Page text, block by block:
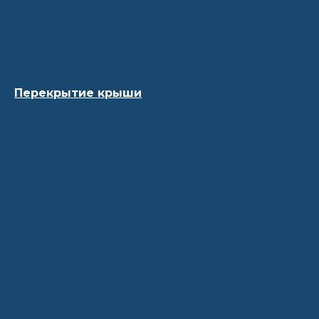
Перекрытие крыши